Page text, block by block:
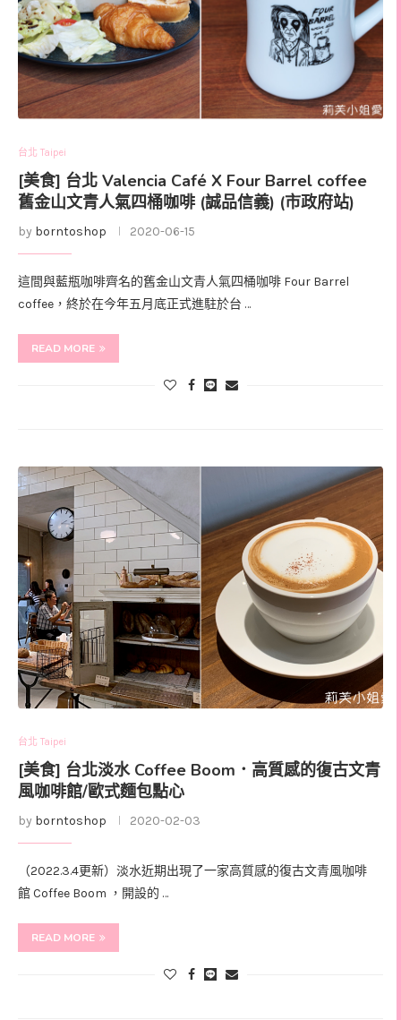
台北 Taipei
[美食] 台北 Valencia Café X Four Barrel coffee
舊金山文青人氣四桶咖啡 (誠品信義) (市政府站)
by borntoshop 2020-06-15
這間與藍瓶咖啡齊名的舊金山文青人氣四桶咖啡 Four Barrel
coffee，終於在今年五月底正式進駐於台 …
READ MORE
台北 Taipei
[美食] 台北淡水 Coffee Boom．高質感的復古文青
風咖啡館/歐式麵包點心
by borntoshop 2020-02-03
（2022.3.4更新）淡水近期出現了一家高質感的復古文青風咖啡
館 Coffee Boom ，開設的 …
READ MORE